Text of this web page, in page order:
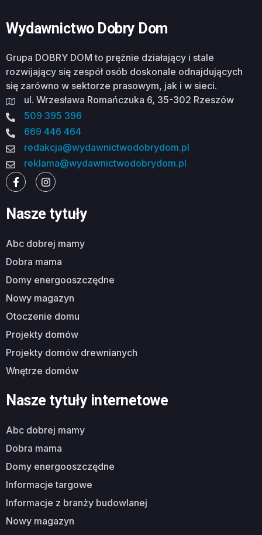
Wydawnictwo Dobry Dom
Grupa DOBRY DOM to prężnie działający i stale
rozwijający się zespół osób doskonale odnajdujących
się zarówno w sektorze prasowym, jak i w sieci.
ul. Wrzesława Romańczuka 6, 35-302 Rzeszów
509 395 396
669 446 464
redakcja@wydawnictwodobrydom.pl
reklama@wydawnictwodobrydom.pl
Nasze tytuły
abc dobrej mamy
dobra mama
domy energooszczędne
nowy magazyn
otoczenie domu
projekty domów
projekty domów drewnianych
wnętrze domów
Nasze tytuły internetowe
abc dobrej mamy
dobra mama
domy energooszczędne
informacje targowe
informacje z branży budowlanej
nowy magazyn